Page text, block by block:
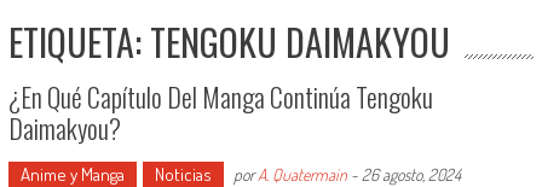
ETIQUETA: TENGOKU DAIMAKYOU
¿En Qué Capítulo Del Manga Continúa Tengoku
Daimakyou?
Anime y Manga Noticias porA. Quatermain- 26 agosto, 2024